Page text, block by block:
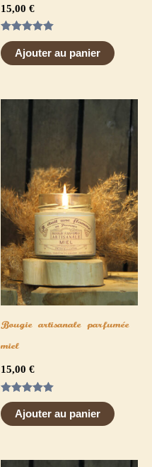
15,00 €
Note
5.00
sur 5
Ajouter au panier
Bougie artisanale parfumée
miel
15,00 €
Note
5.00
sur 5
Ajouter au panier